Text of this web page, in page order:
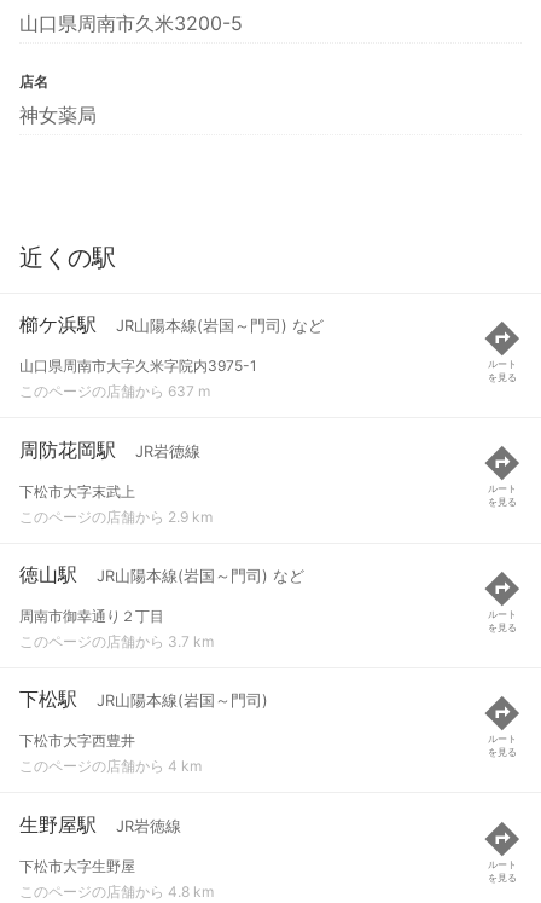
山口県周南市久米3200-5
店名
神女薬局
近くの駅
櫛ケ浜駅 JR山陽本線(岩国～門司) など
山口県周南市大字久米字院内3975-1
このページの店舗から 637 m
ルート
を見る
周防花岡駅 JR岩徳線
下松市大字末武上
このページの店舗から 2.9 km
ルート
を見る
徳山駅 JR山陽本線(岩国～門司) など
周南市御幸通り２丁目
このページの店舗から 3.7 km
ルート
を見る
下松駅 JR山陽本線(岩国～門司)
下松市大字西豊井
このページの店舗から 4 km
ルート
を見る
生野屋駅 JR岩徳線
下松市大字生野屋
このページの店舗から 4.8 km
ルート
を見る